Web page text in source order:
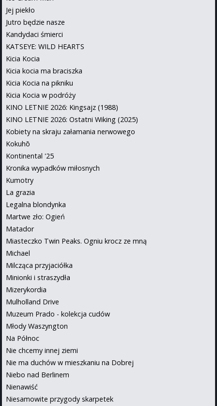
Jej piekło
Jutro będzie nasze
Kandydaci śmierci
KATSEYE: WILD HEARTS
Kicia Kocia
Kicia kocia ma braciszka
Kicia Kocia na pikniku
Kicia Kocia w podróży
KINO LETNIE 2026: Kingsajz (1988)
KINO LETNIE 2026: Ostatni Wiking (2025)
Kobiety na skraju załamania nerwowego
Kokuhō
Kontinental '25
Kronika wypadków miłosnych
Kumotry
La grazia
Legalna blondynka
Martwe zło: Ogień
Matador
Miasteczko Twin Peaks. Ogniu krocz ze mną
Michael
Milcząca przyjaciółka
Minionki i straszydła
Mizerykordia
Mulholland Drive
Muzeum Prado - kolekcja cudów
Młody Waszyngton
Na Północ
Nie chcemy innej ziemi
Nie ma duchów w mieszkaniu na Dobrej
Niebo nad Berlinem
Nienawiść
Niesamowite przygody skarpetek